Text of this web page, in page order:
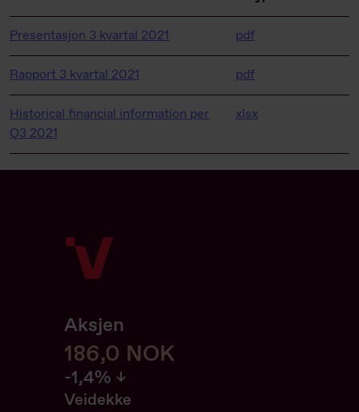
Presentasjon 3 kvartal 2021 pdf
Rapport 3 kvartal 2021 pdf
Historical financial information per
Q3 2021
xlsx
Aksjen
186,0 NOK186
-1,4%
-1.38%
Veidekke